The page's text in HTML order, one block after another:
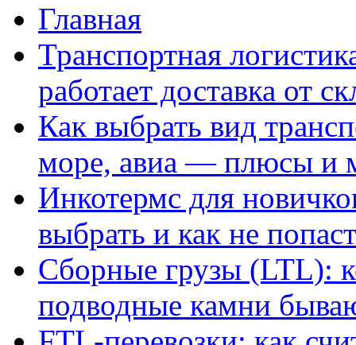
Главная
Транспортная
работает доставка от
Как выбрать вид
море, авиа — плюсы и
Инкотермс для
выбрать и как не
Сборные грузы (LTL):
подводные камни